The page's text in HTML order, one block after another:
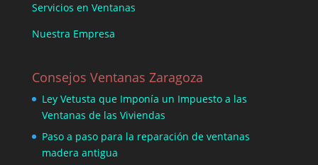
Servicios en Ventanas
Nuestra Empresa
Consejos Ventanas Zaragoza
Ley Vetusta que Imponía un Impuesto a las
Ventanas de las Viviendas
Paso a paso para la reparación de ventanas
madera antigua